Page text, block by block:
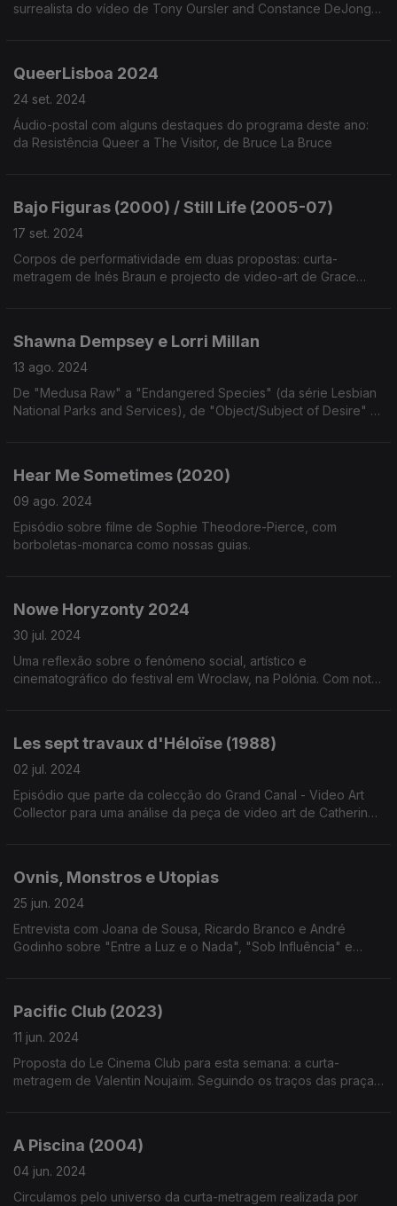
surrealista do vídeo de Tony Oursler and Constance DeJong,
QueerLisboa 2024
24 set. 2024
Áudio-postal com alguns destaques do programa deste ano:
da Resistência Queer a The Visitor, de Bruce La Bruce
Bajo Figuras (2000) / Still Life (2005-07)
17 set. 2024
Corpos de performatividade em duas propostas: curta-
metragem de Inés Braun e projecto de video-art de Grace
Shawna Dempsey e Lorri Millan
13 ago. 2024
De "Medusa Raw" a "Endangered Species" (da série Lesbian
National Parks and Services), de "Object/Subject of Desire" a
Hear Me Sometimes (2020)
09 ago. 2024
Episódio sobre filme de Sophie Theodore-Pierce, com
borboletas-monarca como nossas guias.
Nowe Horyzonty 2024
30 jul. 2024
Uma reflexão sobre o fenómeno social, artístico e
cinematográfico do festival em Wroclaw, na Polónia. Com nota
Les sept travaux d'Héloïse (1988)
02 jul. 2024
Episódio que parte da colecção do Grand Canal - Video Art
Collector para uma análise da peça de video art de Catherine
Ovnis, Monstros e Utopias
25 jun. 2024
Entrevista com Joana de Sousa, Ricardo Branco e André
Godinho sobre "Entre a Luz e o Nada", "Sob Influência" e
Pacific Club (2023)
11 jun. 2024
Proposta do Le Cinema Club para esta semana: a curta-
metragem de Valentin Noujaïm. Seguindo os traços das praças
A Piscina (2004)
04 jun. 2024
Circulamos pelo universo da curta-metragem realizada por